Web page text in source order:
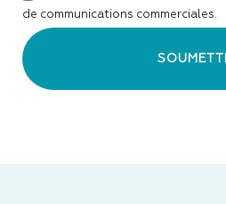
de communications commerciales.